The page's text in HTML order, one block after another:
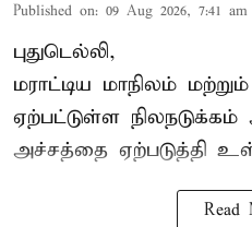
Published on: 09 Aug 2026, 7:41 am
புதுடெல்லி,
மராட்டிய மாநிலம்
ஏற்பட்டுள்ள
அச்சத்தை ஏற்படுத்தி
Read